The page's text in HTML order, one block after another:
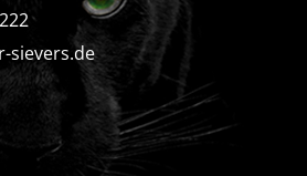
sievers.de